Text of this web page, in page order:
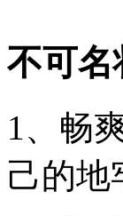
不可名
1、畅
己的地